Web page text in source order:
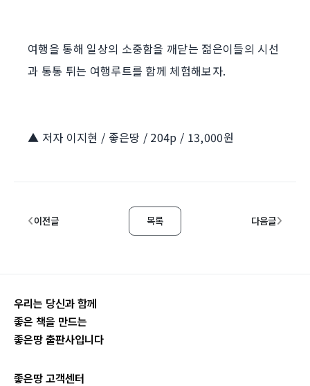
여행을 통해 일상의 소중함을 깨닫는 젊은이들의 시선
과 통통 튀는 여행루트를 함께 체험해보자.
▲ 저자 이지현 / 좋은땅 / 204p / 13,000원
이전글 목록 다음글
우리는 당신과 함께
좋은 책을 만드는
좋은땅 출판사입니다
좋은땅 고객센터